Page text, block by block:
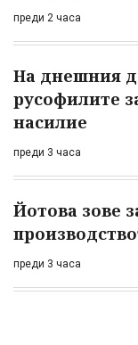
преди 2 часа
На днешния
русофилите
насилие
преди 3 часа
Йотова зове
преди 3 часа